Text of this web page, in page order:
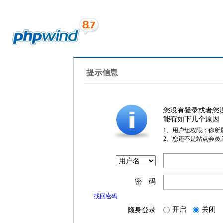
提示信息
您没有登录或者您
能有如下几个原因
1、用户组权限：你所
2、您还不是站点会员
密 码
找回密码
隐身登录 开启 关闭